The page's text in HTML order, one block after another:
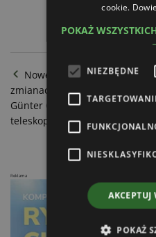
Nowe lokalizacje punktów
zmianach w sieci
Günter Grossmann GG613S –
teleskopowa
Reklama
cookie.
POKAŻ
NIEZBĘDNE
AKCEPTUJ
POKAŻ